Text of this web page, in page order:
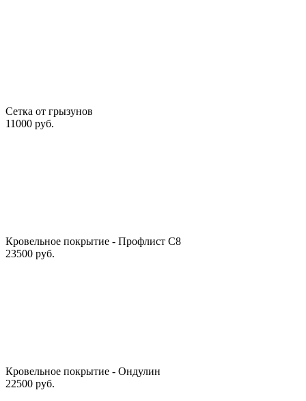
Сетка от грызунов
11000 руб.
Кровельное покрытие - Профлист С8
23500 руб.
Кровельное покрытие - Ондулин
22500 руб.